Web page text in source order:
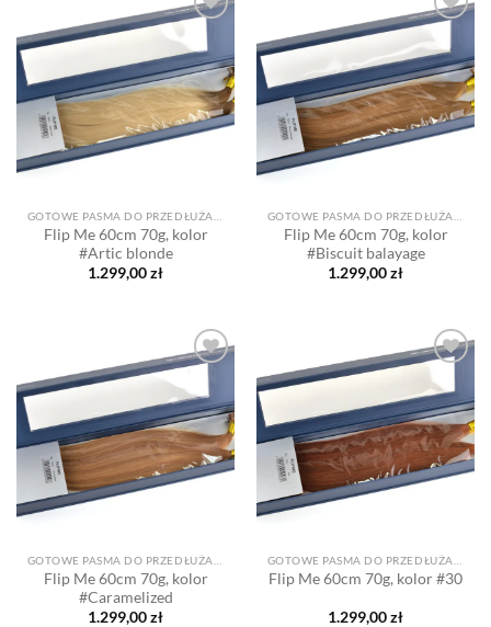
Dodaj
do listy
życzeń
Flip Me 60cm 70g, kolor
#Artic blonde
1.299,00zł
Dodaj
do listy
życzeń
Flip Me 60cm 70g, kolor
#Biscuit balayage
1.299,00zł
do listy
życzeń
Flip Me 60cm 70g, kolor
#Caramelized
1.299,00zł
do listy
życzeń
Flip Me 60cm 70g, kolor #30
1.299,00zł